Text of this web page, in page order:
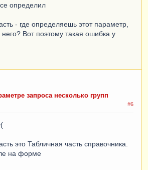
определил
- где определяешь этот параметр,
Вот поэтому такая ошибка у
запроса несколько групп
#6
это Табличная часть справочника.
на форме